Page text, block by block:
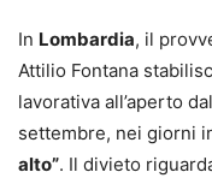
In Lombardia, il
Attilio Fontana
lavorativa all’aperto
settembre, nei giorni
alto”. Il divieto